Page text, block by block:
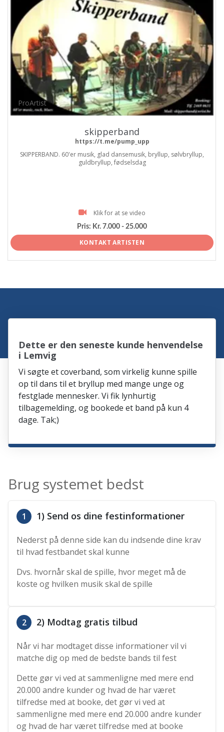
ProArtist
skipperband
https://t.me/pump_upp
SKIPPERBAND. 60'er musik, glad dansemusik, bryllup, sølvbryllup,
guldbryllup, fødselsdag
Klik for at se video
Pris: Kr. 7.000 - 25.000
KONTAKT ARTISTEN
Dette er den seneste kunde henvendelse
i Lemvig
Vi søgte et coverband, som virkelig kunne spille
op til dans til et bryllup med mange unge og
festglade mennesker. Vi fik lynhurtig
tilbagemelding, og bookede et band på kun 4
dage. Tak;)
Brug systemet bedst
1 1) Send os dine festinformationer
Nederst på denne side kan du indsende dine krav
til hvad festbandet skal kunne
Dvs. hvornår skal de spille, hvor meget må de
koste og hvilken musik skal de spille
2 2) Modtag gratis tilbud
Når vi har modtaget disse informationer vil vi
matche dig op med de bedste bands til fest
Dette gør vi ved at sammenligne med mere end
20.000 andre kunder og hvad de har været
tilfredse med at booke, det gør vi ved at
sammenligne med mere end 20.000 andre kunder
og hvad de har været tilfredse med at booke